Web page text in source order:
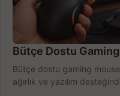
Bütçe Dostu
Bütçe dostu gaming
ağırlık ve yazılım